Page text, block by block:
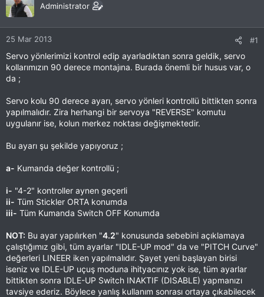
Administrator
25 Mar 2013 #1
Servo yönlerimizi kontrol edip ayarladıktan sonra geldik, servo
kollarımızın 90 derece montajına. Burada önemli bir husus var, o
da ;
Servo kolu 90 derece ayarı, servo yönleri kontrollü bittikten sonra
yapılmalıdır. Zira herhangi bir servoya "REVERSE" komutu
uygulanır ise, kolun merkez noktası değişmektedir.
Bu ayarı şu şekilde yapıyoruz ;
a- Kumanda değer kontrollü ;
i- "4-2" kontroller aynen geçerli
ii- Tüm Stickler ORTA konumda
iii- Tüm Kumanda Switch OFF Konumda
NOT: Bu ayar yapılırken "4.2" konusunda sebebini açıklamaya
çalıştığımız gibi, tüm ayarlar "IDLE-UP mod" da ve "PITCH Curve"
değerleri LINEER iken yapılmalıdır. Şayet yeni başlayan birisi
iseniz ve IDLE-UP uçuş moduna ihityacınız yok ise, tüm ayarlar
bittikten sonra IDLE-UP Switch INAKTIF (DISABLE) yapmanızı
tavsiye ederiz. Böylece yanlış kullanım sonrası ortaya çıkabilecek